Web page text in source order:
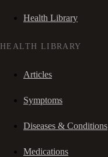
Health Library
HEALTH LIBRARY
Articles
Symptoms
Diseases & Conditions
Medications